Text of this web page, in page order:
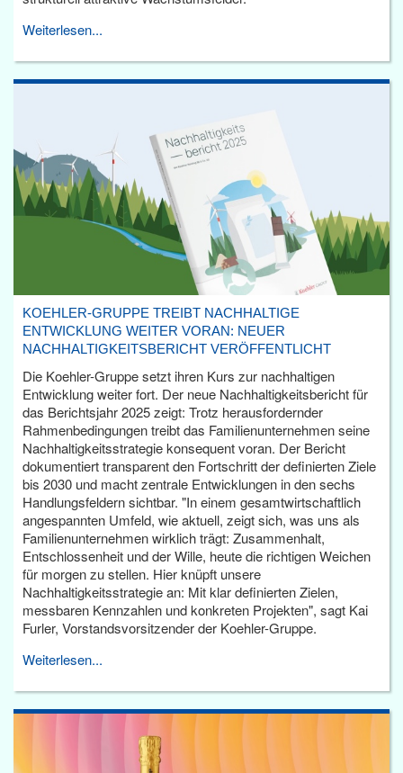
Weiterlesen...
KOEHLER-GRUPPE TREIBT NACHHALTIGE
ENTWICKLUNG WEITER VORAN: NEUER
NACHHALTIGKEITSBERICHT VERÖFFENTLICHT
Die Koehler-Gruppe setzt ihren Kurs zur nachhaltigen
Entwicklung weiter fort. Der neue Nachhaltigkeitsbericht für
das Berichtsjahr 2025 zeigt: Trotz herausfordernder
Rahmenbedingungen treibt das Familienunternehmen seine
Nachhaltigkeitsstrategie konsequent voran. Der Bericht
dokumentiert transparent den Fortschritt der definierten Ziele
bis 2030 und macht zentrale Entwicklungen in den sechs
Handlungsfeldern sichtbar. "In einem gesamtwirtschaftlich
angespannten Umfeld, wie aktuell, zeigt sich, was uns als
Familienunternehmen wirklich trägt: Zusammenhalt,
Entschlossenheit und der Wille, heute die richtigen Weichen
für morgen zu stellen. Hier knüpft unsere
Nachhaltigkeitsstrategie an: Mit klar definierten Zielen,
messbaren Kennzahlen und konkreten Projekten", sagt Kai
Furler, Vorstandsvorsitzender der Koehler-Gruppe.
Weiterlesen...